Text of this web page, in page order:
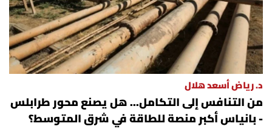
د. رياض أسعد هلال
من التنافس إلى التكامل... هل يصنع محور طرابلس
- بانياس أكبر منصة للطاقة في شرق المتوسط؟